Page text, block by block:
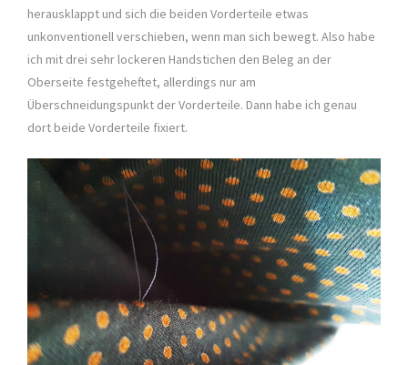
herausklappt und sich die beiden Vorderteile etwas
unkonventionell verschieben, wenn man sich bewegt. Also habe
ich mit drei sehr lockeren Handstichen den Beleg an der
Oberseite festgeheftet, allerdings nur am
Überschneidungspunkt der Vorderteile. Dann habe ich genau
dort beide Vorderteile fixiert.